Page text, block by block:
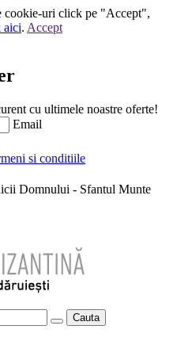
cookie-uri click pe "Accept",
aici. Accept
cu ultimele noastre oferte!
Email
si conditiile
Domnului - Sfantul Munte
Cauta